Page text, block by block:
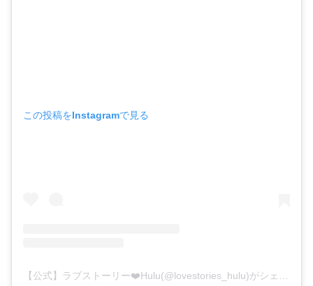
この投稿をInstagramで見る